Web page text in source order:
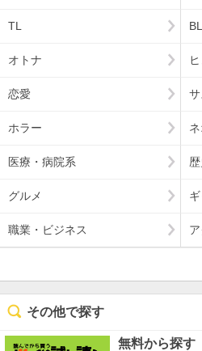
TL BL
オトナ
恋愛
ホラー
医療・病院系
グルメ
職業・ビジネス
その他で探す
無料から探す